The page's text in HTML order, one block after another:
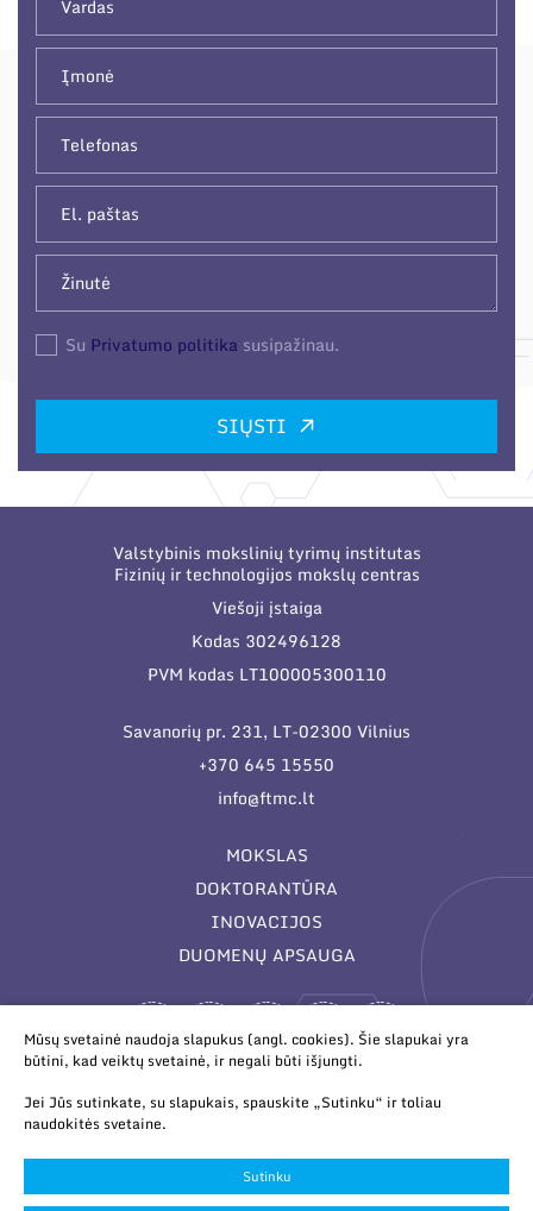
Su Privatumo politika susipažinau.
SIŲSTI
Valstybinis mokslinių tyrimų institutas
Fizinių ir technologijos mokslų centras
Viešoji įstaiga
Kodas 302496128
PVM kodas LT100005300110
Savanorių pr. 231, LT-02300 Vilnius
+370 645 15550
info@ftmc.lt
MOKSLAS
DOKTORANTŪRA
INOVACIJOS
DUOMENŲ APSAUGA
© 2026 Valstybinis mokslinių tyrimų institutas Fizinių ir
technologijos mokslų centras. Duomenys kaupiami ir saugomi
Juridinių asmenų registre.
Mūsų svetainė naudoja slapukus (angl. cookies). Šie slapukai yra
būtini, kad veiktų svetainė, ir negali būti išjungti.
Jei Jūs sutinkate, su slapukais, spauskite „Sutinku“ ir toliau
naudokitės svetaine.
Sutinku